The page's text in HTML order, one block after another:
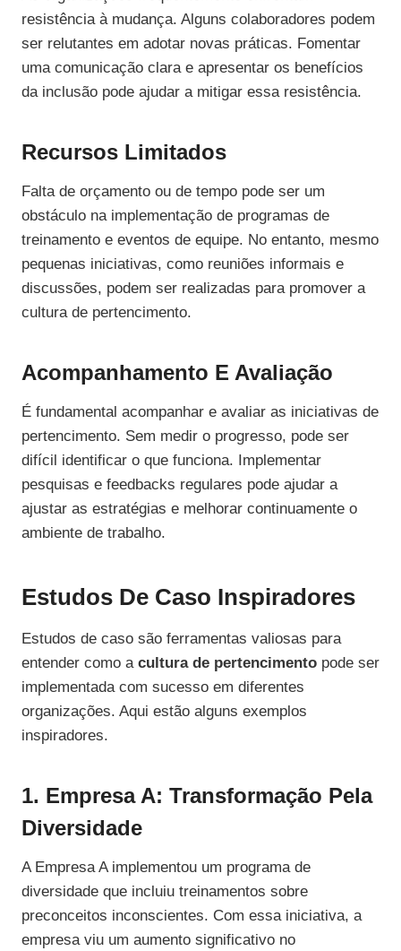
resistência à mudança. Alguns colaboradores podem
ser relutantes em adotar novas práticas. Fomentar
uma comunicação clara e apresentar os benefícios
da inclusão pode ajudar a mitigar essa resistência.
Recursos Limitados
Falta de orçamento ou de tempo pode ser um
obstáculo na implementação de programas de
treinamento e eventos de equipe. No entanto, mesmo
pequenas iniciativas, como reuniões informais e
discussões, podem ser realizadas para promover a
cultura de pertencimento.
Acompanhamento E Avaliação
É fundamental acompanhar e avaliar as iniciativas de
pertencimento. Sem medir o progresso, pode ser
difícil identificar o que funciona. Implementar
pesquisas e feedbacks regulares pode ajudar a
ajustar as estratégias e melhorar continuamente o
ambiente de trabalho.
Estudos De Caso Inspiradores
Estudos de caso são ferramentas valiosas para
entender como a cultura de pertencimento pode ser
implementada com sucesso em diferentes
organizações. Aqui estão alguns exemplos
inspiradores.
1. Empresa A: Transformação Pela
Diversidade
A Empresa A implementou um programa de
diversidade que incluiu treinamentos sobre
preconceitos inconscientes. Com essa iniciativa, a
empresa viu um aumento significativo no